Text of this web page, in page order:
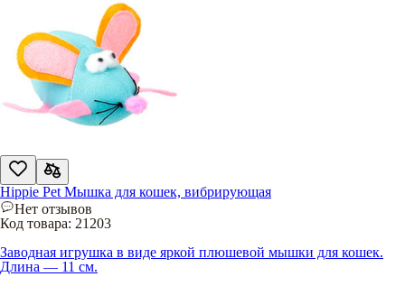
Hippie Pet Мышка для кошек, вибрирующая
Нет отзывов
Код товара: 21203
Заводная игрушка в виде яркой плюшевой мышки для кошек.
Длина — 11 см.